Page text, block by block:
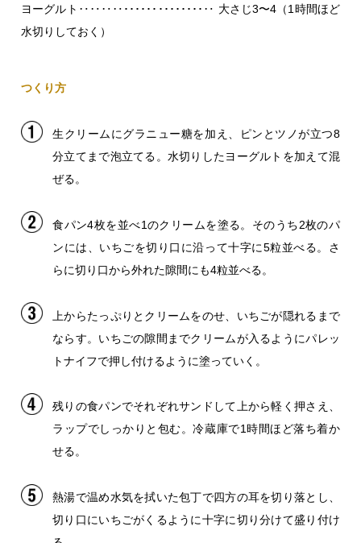
ヨーグルト‥‥‥‥･･････････････‥ 大さじ3〜4（1時間ほど
水切りしておく）
つくり方
生クリームにグラニュー糖を加え、ピンとツノが立つ8
分立てまで泡立てる。水切りしたヨーグルトを加えて混
ぜる。
食パン4枚を並べ1のクリームを塗る。そのうち2枚のパ
ンには、いちごを切り口に沿って十字に5粒並べる。さ
らに切り口から外れた隙間にも4粒並べる。
上からたっぷりとクリームをのせ、いちごが隠れるまで
ならす。いちごの隙間までクリームが入るようにパレッ
トナイフで押し付けるように塗っていく。
残りの食パンでそれぞれサンドして上から軽く押さえ、
ラップでしっかりと包む。冷蔵庫で1時間ほど落ち着か
せる。
熱湯で温め水気を拭いた包丁で四方の耳を切り落とし、
切り口にいちごがくるように十字に切り分けて盛り付け